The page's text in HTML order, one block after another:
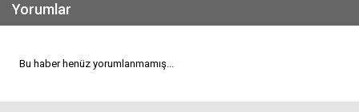
Yorumlar
Bu haber henüz yorumlanmamış...